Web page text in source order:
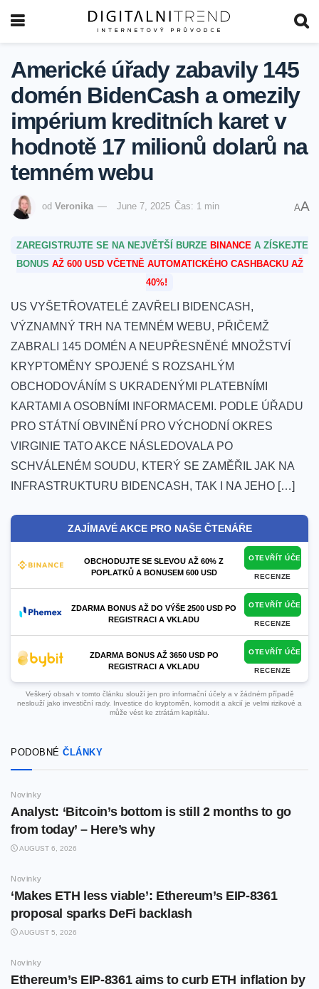
Americké úřady zabavily 145
domén BidenCash a omezily
impérium kreditních karet v
hodnotě 17 milionů dolarů na
temném webu
od Veronika June 7, 2025 Čas: 1 min AA
ZAREGISTRUJTE SE NA NEJVĚTŠÍ BURZE BINANCE A ZÍSKEJTE
BONUS AŽ 600 USD VČETNĚ AUTOMATICKÉHO CASHBACKU AŽ
40%!
US VYŠETŘOVATELÉ ZAVŘELI BIDENCASH,
VÝZNAMNÝ TRH NA TEMNÉM WEBU, ‍PŘIČEMŽ
ZABRALI 145 DOMÉN A NEUPŘESNĚNÉ MNOŽSTVÍ
KRYPTOMĚNY ​SPOJENÉ S ROZSAHLÝM
OBCHODOVÁNÍM ​S⁣ UKRADENÝMI PLATEBNÍMI
KARTAMI A ⁢OSOBNÍMI​ INFORMACEMI. PODLE ÚŘADU
PRO STÁTNÍ OBVINĚNÍ PRO VÝCHODNÍ​ OKRES
VIRGINIE TATO‍ AKCE NÁSLEDOVALA PO
SCHVÁLENÉM SOUDU, KTERÝ SE ZAMĚŘIL JAK⁢ NA
INFRASTRUKTURU BIDENCASH, TAK I NA JEHO […]
ZAJÍMAVÉ AKCE PRO NAŠE ČTENÁŘE
OBCHODUJTE SE SLEVOU AŽ 60% Z
POPLATKŮ A BONUSEM 600 USD
OTEVŘÍT ÚČET
RECENZE
ZDARMA BONUS AŽ DO VÝŠE 2500 USD PO
REGISTRACI A VKLADU
OTEVŘÍT ÚČET
RECENZE
ZDARMA BONUS AŽ 3650 USD PO
REGISTRACI A VKLADU
OTEVŘÍT ÚČET
RECENZE
Veškerý obsah v tomto článku slouží jen pro informační účely a v žádném případě
neslouží jako investiční rady. Investice do kryptoměn, komodit a akcií je velmi rizikové a
může vést ke ztrátám kapitálu.
PODOBNÉ ČLÁNKY
Novinky
Analyst: ‘Bitcoin’s bottom is still 2 months to go
from today’ – Here’s why
AUGUST 6, 2026
Novinky
‘Makes ETH less viable’: Ethereum’s EIP-8361
proposal sparks DeFi backlash
AUGUST 5, 2026
Novinky
Ethereum’s EIP-8361 aims to curb ETH inflation by